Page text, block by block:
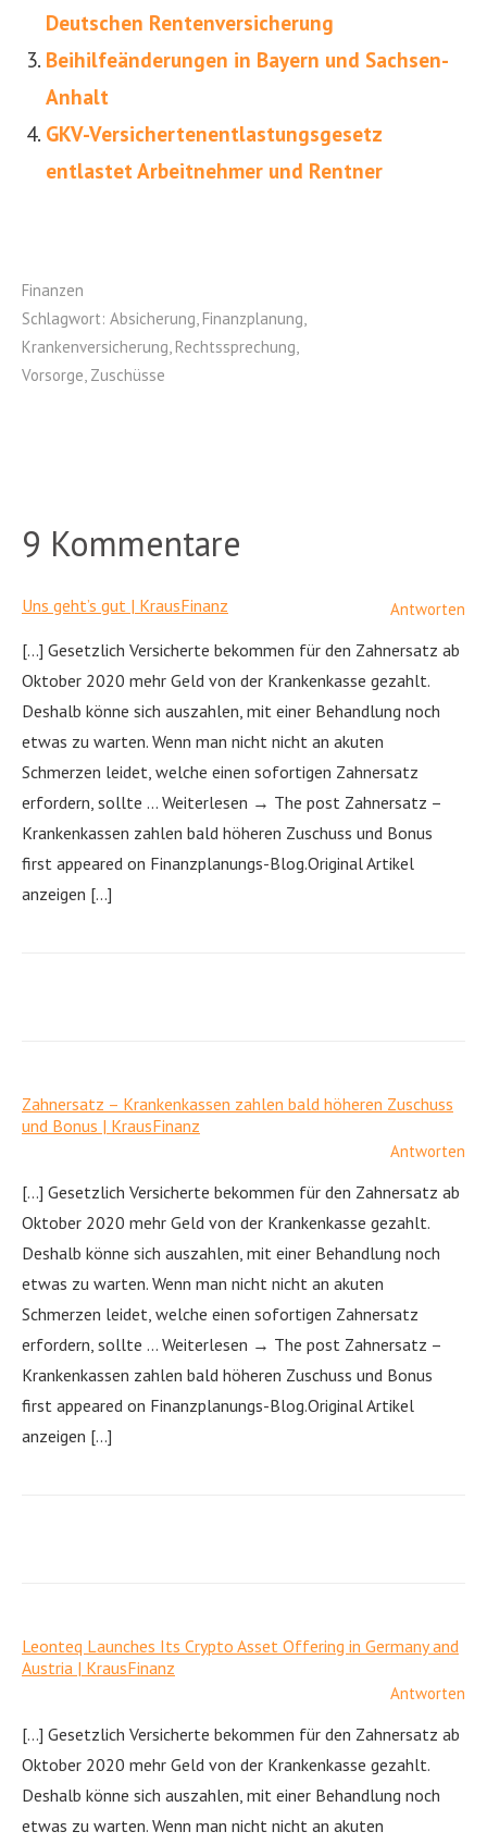
Deutschen Rentenversicherung
Beihilfeänderungen in Bayern und Sachsen-
Anhalt
GKV-Versichertenentlastungsgesetz
entlastet Arbeitnehmer und Rentner
Finanzen
Schlagwort: Absicherung Finanzplanung
Krankenversicherung Rechtssprechung
Vorsorge Zuschüsse
9 Kommentare
Uns geht’s gut | KrausFinanz Antworten
[…] Gesetzlich Versicherte bekommen für den Zahnersatz ab
Oktober 2020 mehr Geld von der Krankenkasse gezahlt.
Deshalb könne sich auszahlen, mit einer Behandlung noch
etwas zu warten. Wenn man nicht nicht an akuten
Schmerzen leidet, welche einen sofortigen Zahnersatz
erfordern, sollte … Weiterlesen → The post Zahnersatz –
Krankenkassen zahlen bald höheren Zuschuss und Bonus
first appeared on Finanzplanungs-Blog.Original Artikel
anzeigen […]
Zahnersatz – Krankenkassen zahlen bald höheren Zuschuss
und Bonus | KrausFinanz
Antworten
[…] Gesetzlich Versicherte bekommen für den Zahnersatz ab
Oktober 2020 mehr Geld von der Krankenkasse gezahlt.
Deshalb könne sich auszahlen, mit einer Behandlung noch
etwas zu warten. Wenn man nicht nicht an akuten
Schmerzen leidet, welche einen sofortigen Zahnersatz
erfordern, sollte … Weiterlesen → The post Zahnersatz –
Krankenkassen zahlen bald höheren Zuschuss und Bonus
first appeared on Finanzplanungs-Blog.Original Artikel
anzeigen […]
Leonteq Launches Its Crypto Asset Offering in Germany and
Austria | KrausFinanz
Antworten
[…] Gesetzlich Versicherte bekommen für den Zahnersatz ab
Oktober 2020 mehr Geld von der Krankenkasse gezahlt.
Deshalb könne sich auszahlen, mit einer Behandlung noch
etwas zu warten. Wenn man nicht nicht an akuten